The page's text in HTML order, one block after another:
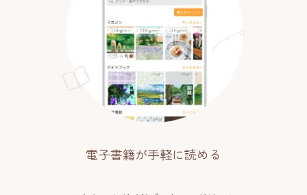
電子書籍が手軽に読める